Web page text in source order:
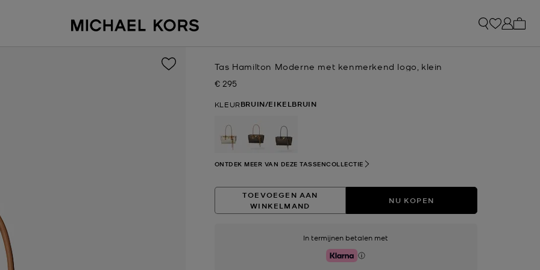
Tas Hamilton Moderne met kenmerkend logo, klein
Nu
€ 295
KLEURBRUIN/EIKELBRUIN
geselecteerd
ONTDEK MEER VAN DEZE TASSENCOLLECTIE
TOEVOEGEN AAN
WINKELMAND
NU KOPEN
In termijnen betalen met
Klarna